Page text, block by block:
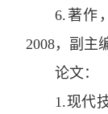
6.著作 ，
2008， 副主
论文：
1 .现代